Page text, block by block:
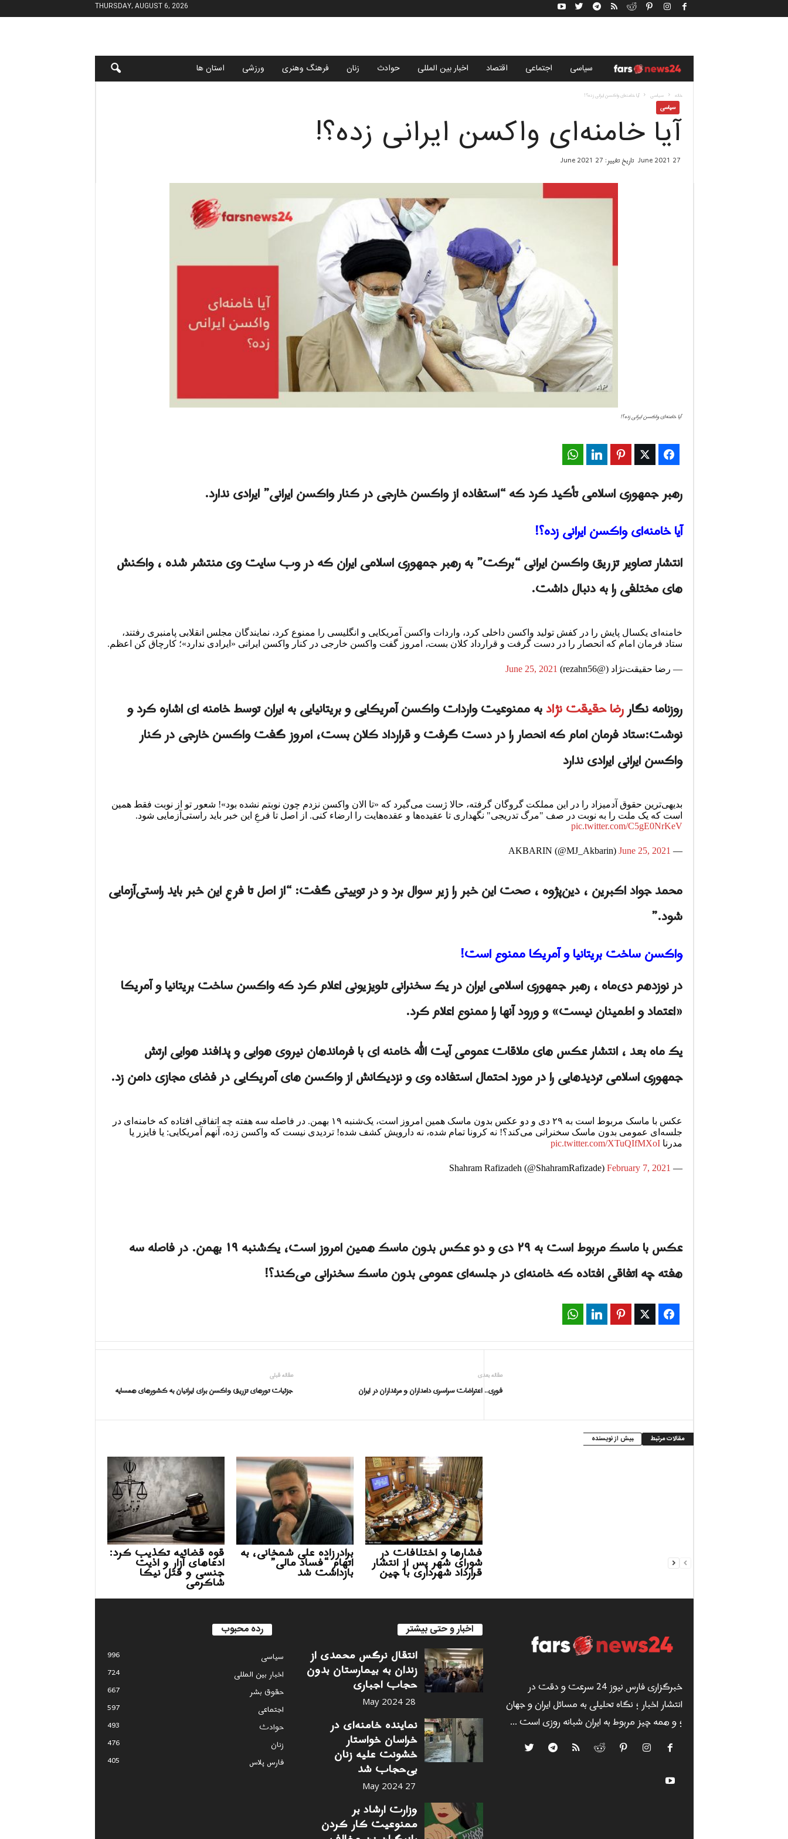
THURSDAY, AUGUST 6, 2026
ب
ا
ر
س
ن
ز
سياسى اجتماعی اقتصاد اخبار بین المللی حوادث زنان فرهنگ وهنری ورزشی استان ها
خانه سياسى آیا خامنه‌ای واکسن ایرانی زده؟!
سياسى
آیا خامنه‌ای واکسن ایرانی زده؟!
27 June 2021 تاریخ تغییر: 27 June 2021
آیا خامنه‌ای واکسن ایرانی زده؟!
Facebook
Twitter
Pinterest
LinkedIn
رهبر جمهوری اسلامی تأکید کرد که “استفاده از واکسن خارجی در کنار واکسن ایرانی” ایرادی ندارد.
آیا خامنه‌ای واکسن ایرانی زده؟!
انتشار تصاویر تزریق واکسن ایرانی “برکت” به رهبر جمهوری اسلامی ایران که در وب سایت وی منتشر شده ، واکنش
های مختلفی را به دنبال داشت.
خامنه‌ای یکسال پایش را در کفش تولید واکسن داخلی کرد، واردات واکسن آمریکایی و انگلیسی را ممنوع کرد، نمایندگان مجلس انقلابی پامنبری رفتند،
ستاد فرمان امام که انحصار را در دست گرفت و قرارداد کلان بست،‌ امروز گفت واکسن خارجی در کنار واکسن ایرانی «ایرادی ندارد»؛ کارچاق کن اعظم.
— رضا حقيقت‌نژاد (@rezahn56) June 25, 2021
روزنامه نگاررضا حقیقت نژادبه ممنوعیت واردات واکسن آمریکایی و بریتانیایی به ایران توسط خامنه ای اشاره کرد و
نوشت:ستاد فرمان امام که انحصار را در دست گرفت و قرارداد کلان بست،‌ امروز گفت واکسن خارجی در کنار
واکسن ایرانی ایرادی ندارد
بدیهی‌ترین حقوق آدمیزاد را در این مملکت گروگان گرفته، حالا ژست می‌گیرد که «تا الان واکسن نزدم چون نوبتم نشده بود»! شعور تو از نوبت فقط همین
است که یک ملت را به نوبت در صف "مرگ تدریجی" نگهداری تا عقیده‌ها و عقده‌هایت را ارضاء کنی. از اصل تا فرعِ این خبر باید راستی‌آزمایی شود.
pic.twitter.com/C5gE0NrKeV
— AKBARIN (@MJ_Akbarin)
June 25, 2021
محمد جواد اکبرین ، دین‌پژوه ، صحت اين خبر را زیر سوال برد و در توییتی گفت: “از اصل تا فرعِ این خبر باید راستی‌آزمایی
شود.”
واکسن ساخت بریتانیا و آمریکا ممنوع است!
در نوزدهم دی‌ماه ، رهبر جمهوری اسلامی ایران در یک سخنرانی تلویزیونی اعلام کرد که واکسن ساخت بریتانیا و آمریکا
«اعتماد و اطمینان نیست» و ورود آنها را ممنوع اعلام کرد.
یک ماه بعد ، انتشار عکس های ملاقات عمومی آیت الله خامنه ای با فرماندهان نیروی هوایی و پدافند هوایی ارتش
جمهوری اسلامی تردیدهایی را در مورد احتمال استفاده وی و نزدیکانش از واکسن های آمریکایی در فضای مجازی دامن زد.
عکس با ماسک مربوط است به ۲۹ دی و دو عکس بدون ماسک همین امروز است، یک‌شنبه ۱۹ بهمن. در فاصله سه هفته چه اتفاقی افتاده که خامنه‌ای در
جلسه‌ای عمومی بدون ماسک سخنرانی می‌کند؟! نه کرونا تمام شده، نه دارویش کشف شده! تردیدی نیست که واکسن زده، آنهم آمریکایی: یا فایزر یا
مدرناpic.twitter.com/XTuQIfMXoI
— Shahram Rafizadeh (@ShahramRafizade)
February 7, 2021
عکس با ماسک مربوط است به ۲۹ دی و دو عکس بدون ماسک همین امروز است، یک‌شنبه ۱۹ بهمن. در فاصله سه
هفته چه اتفاقی افتاده که خامنه‌ای در جلسه‌ای عمومی بدون ماسک سخنرانی می‌کند؟!
Facebook
Twitter
Pinterest
LinkedIn
مقاله قبلی
جزئیات تورهای تزریق واکسن برای ایرانیان به کشورهای همسایه
مقاله بعدی
فوری.. اعتراضات سراسری دامداران و مرغداران در ایران
مقالات مرتبط بیش از نویسنده
قوه قضائیه تکذیب کرد:
ادعاهای آزار و اذیت
جنسی و قتل نیکا
شاکرمی
برادرزاده علی شمخانی، به
اتهام “فساد مالی”
بازداشت شد
فشارها و اختلافات در
شورای شهر پس از انتشار
قرارداد شهرداری با چین
خبرگزاری فارس نیوز 24 سرعت و دقت در
انتشار اخبار ؛ نگاه تحلیلی به مسائل ایران و جهان
؛ و همه چیز مربوط به ایران شبانه روزی است ...
اخبار و حتی بیشتر
انتقال نرگس محمدی از
زندان به بیمارستان بدون
حجاب اجباری
28 May 2024
نماینده خامنه‌ای در
خراسان خواستار
خشونت علیه زنان
بی‌حجاب شد
27 May 2024
وزارت ارشاد بر
ممنوعیت کار کردن
رده محبوب
سياسى
996
اخبار بین المللی
724
حقوق بشر
667
اجتماعی
597
حوادث
493
زنان
476
فارس پلاس
405